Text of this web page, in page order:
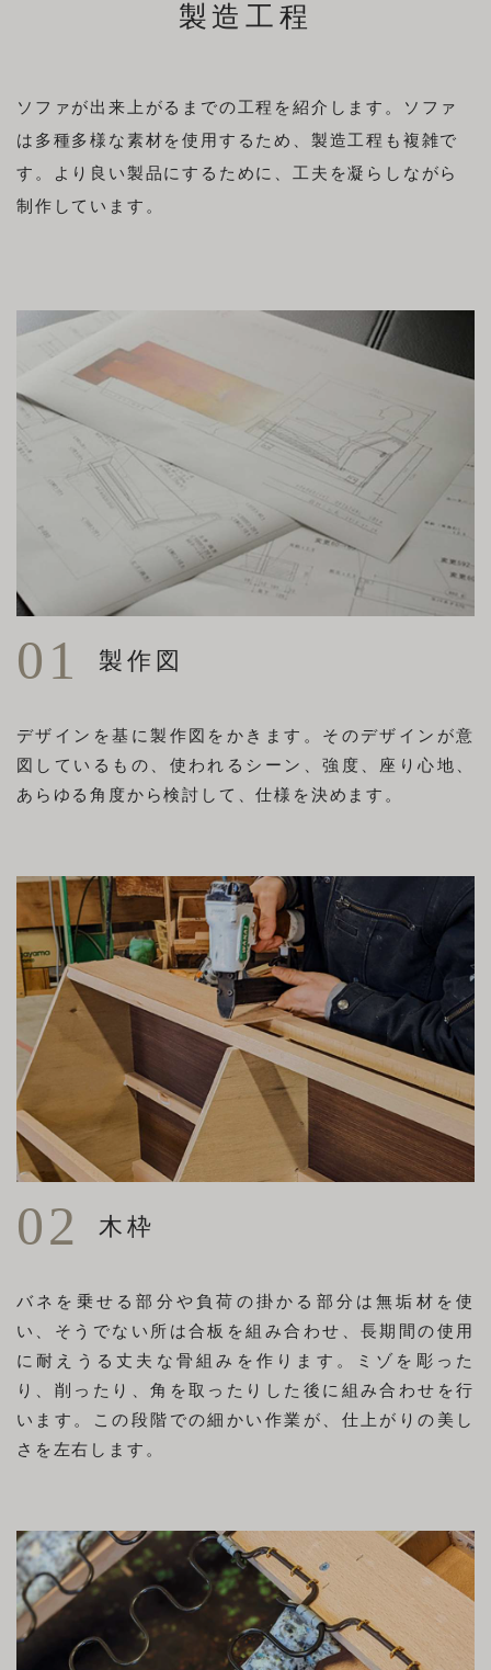
ログイン
FACEBOOK
特定商取引に基づく表示
製造工程
ソファが出来上がるまでの工程を紹介します。ソファ
は多種多様な素材を使用するため、製造工程も複雑で
す。より良い製品にするために、工夫を凝らしながら
制作しています。
01 製作図
デザインを基に製作図をかきます。そのデザインが意
図しているもの、使われるシーン、強度、座り心地、
あらゆる角度から検討して、仕様を決めます。
02 木枠
バネを乗せる部分や負荷の掛かる部分は無垢材を使
い、そうでない所は合板を組み合わせ、長期間の使用
に耐えうる丈夫な骨組みを作ります。ミゾを彫った
り、削ったり、角を取ったりした後に組み合わせを行
います。この段階での細かい作業が、仕上がりの美し
さを左右します。